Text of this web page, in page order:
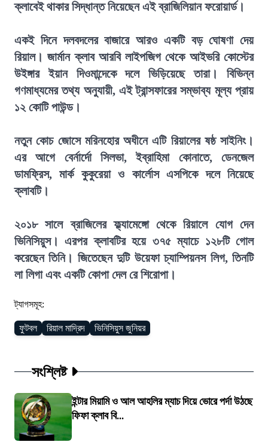
ক্লাবেই থাকার সিদ্ধান্ত নিয়েছেন এই ব্রাজিলিয়ান ফরোয়ার্ড।
একই দিনে দলবদলের বাজারে আরও একটি বড় ঘোষণা দেয়
রিয়াল। জার্মান ক্লাব আরবি লাইপজিগ থেকে আইভরি কোস্টের
উইঙ্গার ইয়ান দিওমান্দেকে দলে ভিড়িয়েছে তারা। বিভিন্ন
গণমাধ্যমের তথ্য অনুযায়ী, এই ট্রান্সফারের সম্ভাব্য মূল্য প্রায়
১২ কোটি পাউন্ড।
নতুন কোচ জোসে মরিনহোর অধীনে এটি রিয়ালের ষষ্ঠ সাইনিং।
এর আগে বের্নার্দো সিলভা, ইব্রাহিমা কোনাতে, ডেনজেল
ডামফ্রিস, মার্ক কুকুরেয়া ও কার্লোস এসপিকে দলে নিয়েছে
ক্লাবটি।
২০১৮ সালে ব্রাজিলের ফ্ল্যামেঙ্গো থেকে রিয়ালে যোগ দেন
ভিনিসিয়ুস। এরপর ক্লাবটির হয়ে ৩৭৫ ম্যাচে ১২৮টি গোল
করেছেন তিনি। জিতেছেন দুটি উয়েফা চ্যাম্পিয়নস লিগ, তিনটি
লা লিগা এবং একটি কোপা দেল রে শিরোপা।
ট্যাগসমূহ:
ফুটবল রিয়াল মাদ্রিদ ভিনিসিয়ুস জুনিয়র
সংশ্লিষ্ট
ইন্টার মিয়ামি ও আল আহলির ম্যাচ দিয়ে ভোরে পর্দা উঠছে
ফিফা ক্লাব বি...